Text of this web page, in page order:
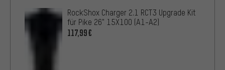
RockShox Charger 2.1 RCT3 Upgrade Kit
für Pike 26" 15X100 (A1-A2)
117,99€